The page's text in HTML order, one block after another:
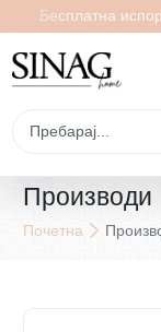
Бесплатна
Производи
Почетна